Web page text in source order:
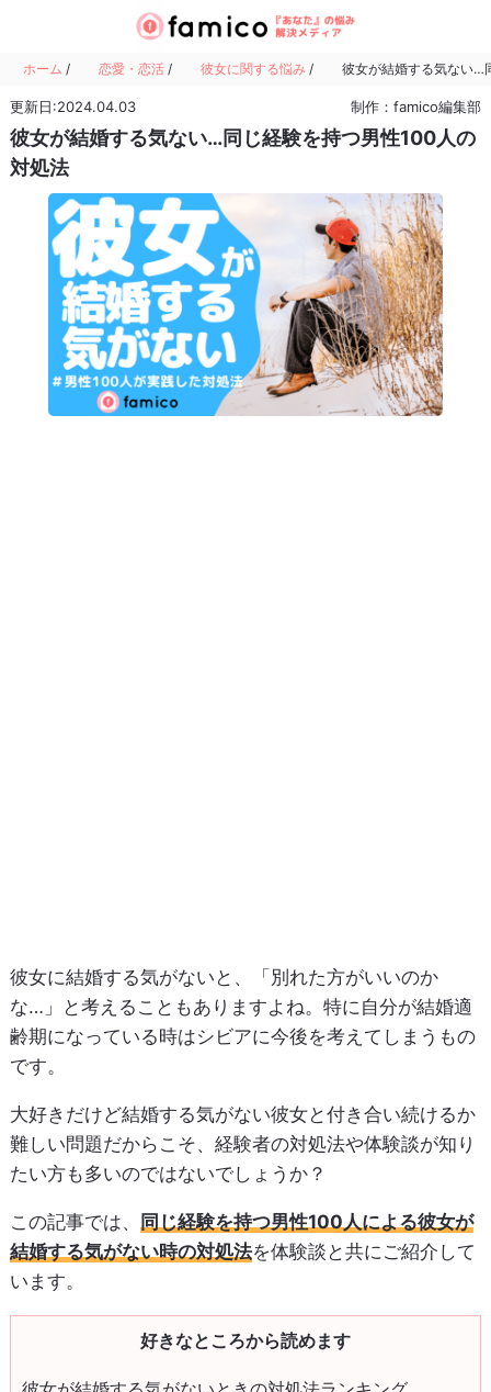
ホーム / 恋愛・恋活 / 彼女に関する悩み / 彼女が結婚する気ない…
更新日:2024.04.03 制作：famico編集部
彼女が結婚する気ない…同じ経験を持つ男性100人の
対処法
彼女に結婚する気がないと、「別れた方がいいのか
な…」と考えることもありますよね。特に自分が結婚適
齢期になっている時はシビアに今後を考えてしまうもの
です。
大好きだけど結婚する気がない彼女と付き合い続けるか
難しい問題だからこそ、経験者の対処法や体験談が知り
たい方も多いのではないでしょうか？
この記事では、
同じ経験を持つ男性100人による彼女が
結婚する気がない時の対処法を体験談と共にご紹介して
います。
好きなところから読めます